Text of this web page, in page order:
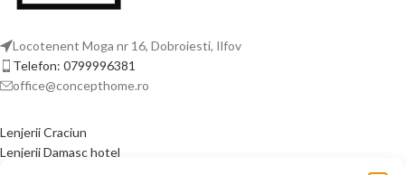
Locotenent Moga nr 16, Dobroiesti, Ilfov
Telefon: 0799996381
office@concepthome.ro
Lenjerii Craciun
Lenjerii Damasc hotel